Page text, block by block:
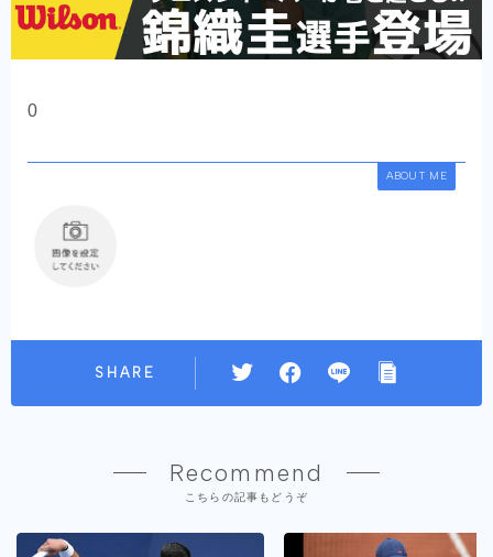
0
ABOUT ME
SHARE
Recommend
こちらの記事もどうぞ